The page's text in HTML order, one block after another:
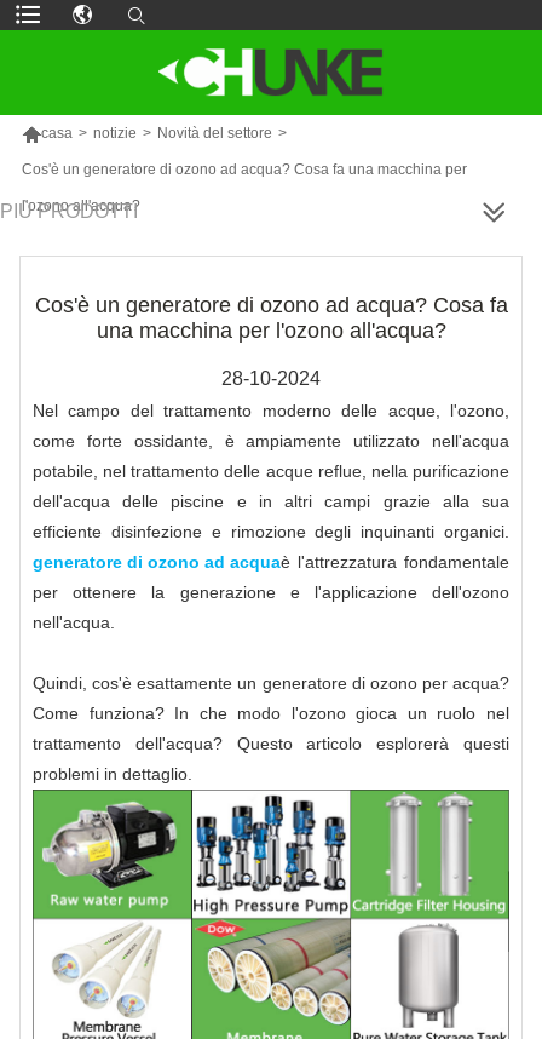
casa > notizie > Novità del settore >
Cos'è un generatore di ozono ad acqua? Cosa fa una macchina per
l'ozono all'acqua?
PIÙ PRODOTTI
Cos'è un generatore di ozono ad acqua? Cosa fa
una macchina per l'ozono all'acqua?
28-10-2024
Nel campo del trattamento moderno delle acque, l'ozono,
come forte ossidante, è ampiamente utilizzato nell'acqua
potabile, nel trattamento delle acque reflue, nella purificazione
dell'acqua delle piscine e in altri campi grazie alla sua
efficiente disinfezione e rimozione degli inquinanti organici.
generatore di ozono ad acquaè l'attrezzatura fondamentale
per ottenere la generazione e l'applicazione dell'ozono
nell'acqua.
Quindi, cos'è esattamente un generatore di ozono per acqua?
Come funziona? In che modo l'ozono gioca un ruolo nel
trattamento dell'acqua? Questo articolo esplorerà questi
problemi in dettaglio.